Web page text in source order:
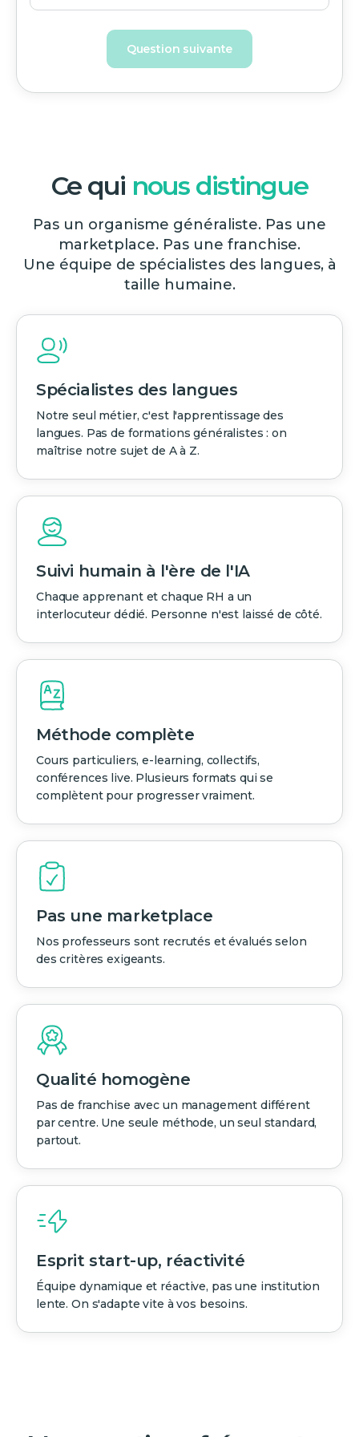
Question suivante
Ce qui nous distingue
Pas un organisme généraliste. Pas une
marketplace. Pas une franchise.
Une équipe de spécialistes des langues, à
taille humaine.
Spécialistes des langues
Notre seul métier, c'est l'apprentissage des
langues. Pas de formations généralistes : on
maîtrise notre sujet de A à Z.
Suivi humain à l'ère de l'IA
Chaque apprenant et chaque RH a un
interlocuteur dédié. Personne n'est laissé de côté.
Méthode complète
Cours particuliers, e-learning, collectifs,
conférences live. Plusieurs formats qui se
complètent pour progresser vraiment.
Pas une marketplace
Nos professeurs sont recrutés et évalués selon
des critères exigeants.
Qualité homogène
Pas de franchise avec un management différent
par centre. Une seule méthode, un seul standard,
partout.
Esprit start-up, réactivité
Équipe dynamique et réactive, pas une institution
lente. On s'adapte vite à vos besoins.